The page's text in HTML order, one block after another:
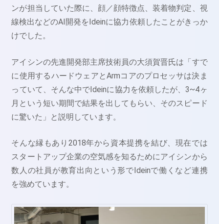
ンが担当していた際に、顔／顔特徴点、装着物判定、視
線検出などのAI開発をIdeinに協力依頼したことがきっか
けでした。
アイシンの先進開発部主席技術員の大須賀晋氏は「すで
に使用するハードウェアとArmコアのプロセッサは決ま
っていて、そんな中でIdeinに協力を依頼したが、3~4ヶ
月という短い期間で結果を出してもらい、そのスピード
に驚いた」と説明しています。
そんな縁もあり2018年から資本提携を結び、現在では
スタートアップ企業の空気感を知るためにアイシンから
数人の社員が教育出向という形でIdeinで働くなど連携
を強めています。